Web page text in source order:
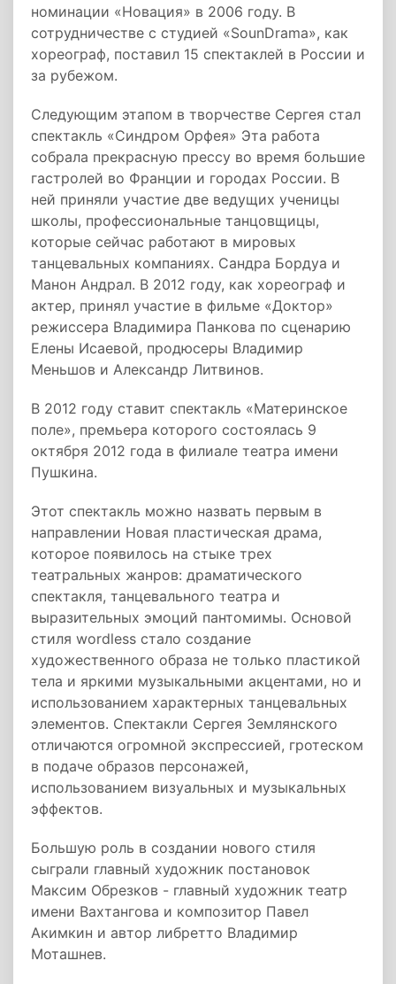
номинации «Новация» в 2006 году. В
сотрудничестве с студией «SounDrama», как
хореограф, поставил 15 спектаклей в России и
за рубежом.
Следующим этапом в творчестве Сергея стал
спектакль «Синдром Орфея» Эта работа
собрала прекрасную прессу во время большие
гастролей во Франции и городах России. В
ней приняли участие две ведущих ученицы
школы, профессиональные танцовщицы,
которые сейчас работают в мировых
танцевальных компаниях. Сандра Бордуа и
Манон Андрал. В 2012 году, как хореограф и
актер, принял участие в фильме «Доктор»
режиссера Владимира Панкова по сценарию
Елены Исаевой, продюсеры Владимир
Меньшов и Александр Литвинов.
В 2012 году ставит спектакль «Материнское
поле», премьера которого состоялась 9
октября 2012 года в филиале театра имени
Пушкина.
Этот спектакль можно назвать первым в
направлении Новая пластическая драма,
которое появилось на стыке трех
театральных жанров: драматического
спектакля, танцевального театра и
выразительных эмоций пантомимы. Основой
стиля wordless стало создание
художественного образа не только пластикой
тела и яркими музыкальными акцентами, но и
использованием характерных танцевальных
элементов. Спектакли Сергея Землянского
отличаются огромной экспрессией, гротеском
в подаче образов персонажей,
использованием визуальных и музыкальных
эффектов.
Большую роль в создании нового стиля
сыграли главный художник постановок
Максим Обрезков - главный художник театр
имени Вахтангова и композитор Павел
Акимкин и автор либретто Владимир
Моташнев.